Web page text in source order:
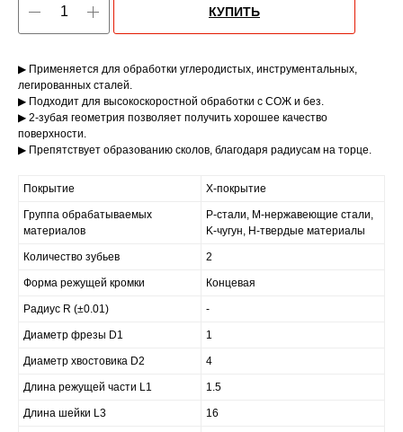
КУПИТЬ
▶ Применяется для обработки углеродистых, инструментальных,
легированных сталей.
▶ Подходит для высокоскоростной обработки с СОЖ и без.
▶ 2-зубая геометрия позволяет получить хорошее качество
поверхности.
▶ Препятствует образованию сколов, благодаря радиусам на торце.
Покрытие X-покрытие
Группа обрабатываемых
материалов
P-стали, M-нержавеющие стали,
K-чугун, H-твердые материалы
Количество зубьев 2
Форма режущей кромки Концевая
Радиус R (±0.01) -
Диаметр фрезы D1 1
Диаметр хвостовика D2 4
Длина режущей части L1 1.5
Длина шейки L3 16